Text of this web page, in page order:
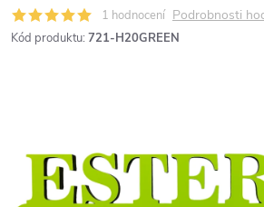
1 hodnocení Podrobnosti
Kód produktu: 721-H20GREEN